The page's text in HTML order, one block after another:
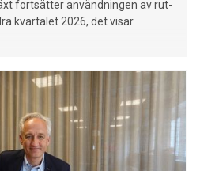
fortsätter användningen av rut-
kvartalet 2026, det visar